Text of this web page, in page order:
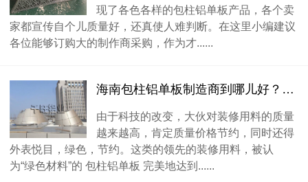
现了各色各样的包柱铝单板产品，各个卖
家都宣传自个儿质量好，还真使人难判断。在这里小编建议
各位能够订购大的制作商采购，作为才......
海南包柱铝单板制造商到哪儿好？咋样挑选完美包柱铝单板
由于科技的改变，大伙对装修用料的质量
越来越高，肯定质量价格节约，同时还得
外表悦目，绿色，节约。这类的领先的装修用料，被认
为“绿色材料”的 包柱铝单板 完美地达到......